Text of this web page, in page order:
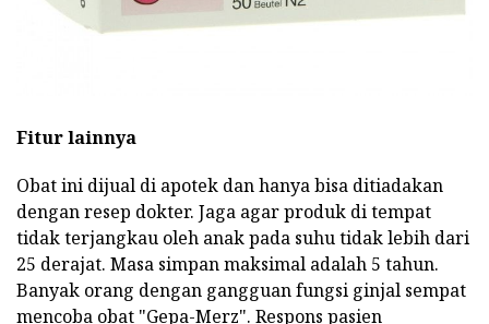
Fitur lainnya
Obat ini dijual di apotek dan hanya bisa ditiadakan
dengan resep dokter. Jaga agar produk di tempat
tidak terjangkau oleh anak pada suhu tidak lebih dari
25 derajat. Masa simpan maksimal adalah 5 tahun.
Banyak orang dengan gangguan fungsi ginjal sempat
mencoba obat "Gepa-Merz". Respons pasien